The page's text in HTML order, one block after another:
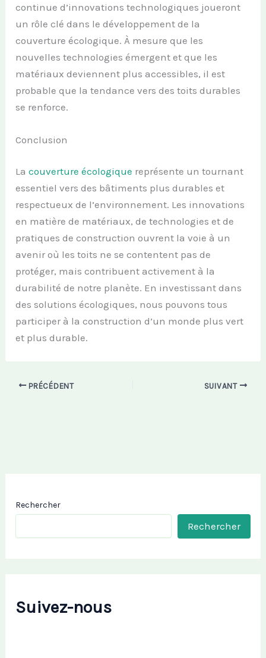
continue d’innovations technologiques joueront
un rôle clé dans le développement de la
couverture écologique. À mesure que les
nouvelles technologies émergent et que les
matériaux deviennent plus accessibles, il est
probable que la tendance vers des toits durables
se renforce.
Conclusion
Lacouverture écologique représente un tournant
essentiel vers des bâtiments plus durables et
respectueux de l’environnement. Les innovations
en matière de matériaux, de technologies et de
pratiques de construction ouvrent la voie à un
avenir où les toits ne se contentent pas de
protéger, mais contribuent activement à la
durabilité de notre planète. En investissant dans
des solutions écologiques, nous pouvons tous
participer à la construction d’un monde plus vert
et plus durable.
PRÉCÉDENT SUIVANT
Rechercher
Rechercher
Suivez-nous